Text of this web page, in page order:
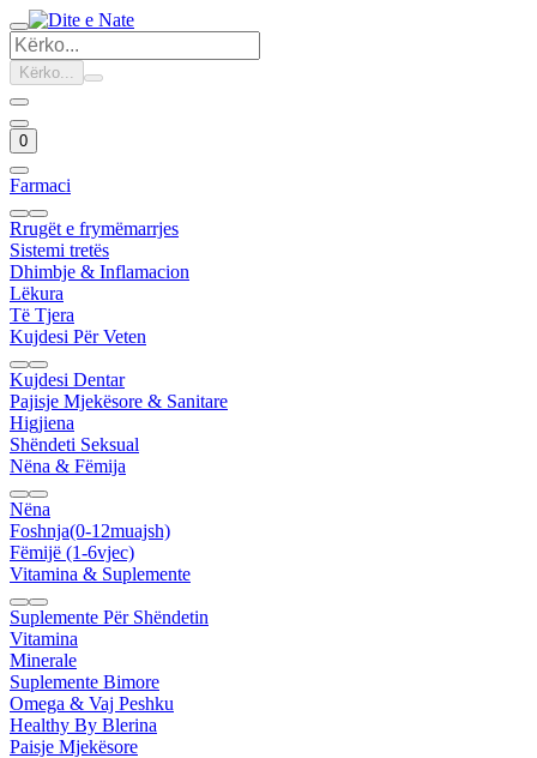
Kërko...
0
Farmaci
Rrugët e frymëmarrjes
Sistemi tretës
Dhimbje & Inflamacion
Lëkura
Të Tjera
Kujdesi Për Veten
Kujdesi Dentar
Pajisje Mjekësore & Sanitare
Higjiena
Shëndeti Seksual
Nëna & Fëmija
Nëna
Foshnja(0-12muajsh)
Fëmijë (1-6vjec)
Vitamina & Suplemente
Suplemente Për Shëndetin
Vitamina
Minerale
Suplemente Bimore
Omega & Vaj Peshku
Healthy By Blerina
Paisje Mjekësore